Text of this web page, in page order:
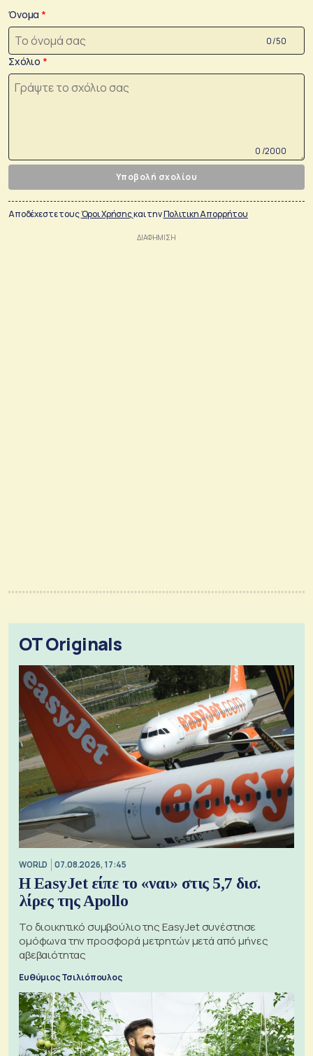
Όνομα
0 /50
Σχόλιο
0 /2000
Υποβολή σχολίου
Αποδέχεστε τουςΌροι Χρήσηςκαι τηνΠολιτικη Απορρήτου
OT Originals
WORLD 07.08.2026, 17:45
Η EasyJet είπε το «ναι» στις 5,7 δισ.
λίρες της Apollo
Το διοικητικό συμβούλιο της EasyJet συνέστησε
ομόφωνα την προσφορά μετρητών μετά από μήνες
αβεβαιότητας
Ευθύμιος Τσιλιόπουλος